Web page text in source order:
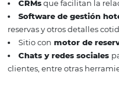
Al obtener un sistema
desperdicio y el
mejorar los procesos,
de calidad, de modo
previniendo accidentes